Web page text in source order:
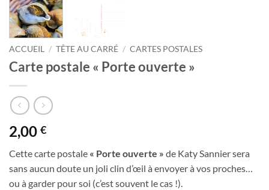
ACCUEIL / TÊTE AU CARRÉ / CARTES POSTALES
Carte postale « Porte ouverte »
2,00 €
Cette carte postale « Porte ouverte » de Katy Sannier sera
sans aucun doute un joli clin d’œil à envoyer à vos proches…
ou à garder pour soi (c’est souvent le cas !).